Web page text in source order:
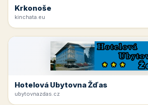
Krkonoše
kinchata.eu
Hotelová Ubytovna Žďas
ubytovnazdas.cz